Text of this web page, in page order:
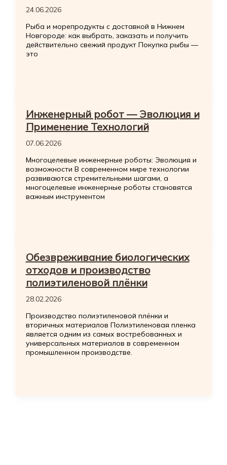
24.06.2026
Рыба и морепродукты с доставкой в Нижнем
Новгороде: как выбрать, заказать и получить
действительно свежий продукт Покупка рыбы —
это
Инженерный робот — Эволюция и
Применение Технологий
07.06.2026
Многоцелевые инженерные роботы: Эволюция и
возможности В современном мире технологии
развиваются стремительными шагами, а
многоцелевые инженерные роботы становятся
важным инструментом
Обезвреживание биологических
отходов и производство
полиэтиленовой плёнки
28.02.2026
Производство полиэтиленовой плёнки и
вторичных материалов Полиэтиленовая пленка
является одним из самых востребованных и
универсальных материалов в современном
промышленном производстве.